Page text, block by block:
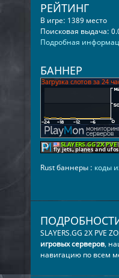
РЕЙТИНГ
В игре: 1389 место
Поисковая выдача:
Подробная
БАННЕР
Rust баннеры : коды
SLAYERS.GG 2X PVE
игровых серверов,
навигацию по всем